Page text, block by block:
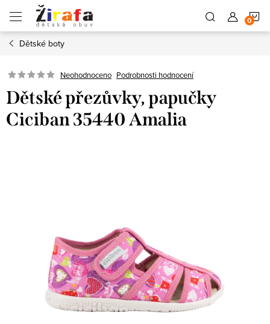
obsah
Dětské boty
Neohodnoceno Podrobnosti hodnocení
Dětské přezůvky, papučky
Ciciban 35440 Amalia